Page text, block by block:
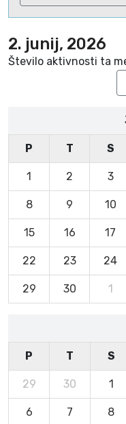
2. junij, 2026
Število aktivnosti ta
P T S
1 2 3
8 9 10
15 16 17
22 23 24
29 30 1
P T S
29 30 1
6 7 8